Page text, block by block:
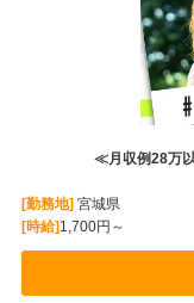
≪月収例28万
[勤務地]宮城県
[時給]1,700円～